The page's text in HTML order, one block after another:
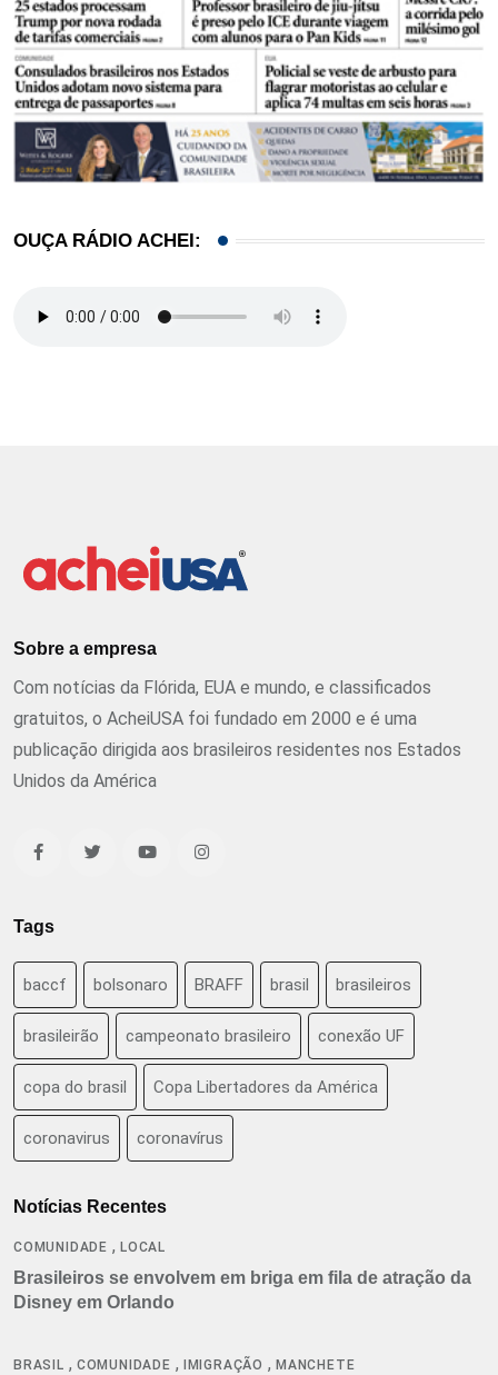
OUÇA RÁDIO ACHEI:
Sobre a empresa
Com notícias da Flórida, EUA e mundo, e classificados
gratuitos, o AcheiUSA foi fundado em 2000 e é uma
publicação dirigida aos brasileiros residentes nos Estados
Unidos da América
Tags
baccf bolsonaro BRAFF brasil brasileiros
brasileirão campeonato brasileiro conexão UF
copa do brasil Copa Libertadores da América
coronavirus coronavírus
Notícias Recentes
COMUNIDADE , LOCAL
Brasileiros se envolvem em briga em fila de atração da
Disney em Orlando
BRASIL , COMUNIDADE , IMIGRAÇÃO ,MANCHETE